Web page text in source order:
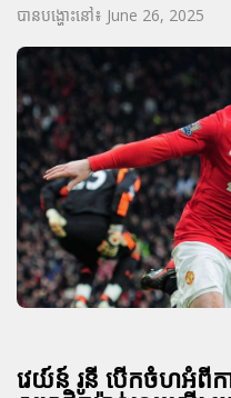
បានបង្ហោះនៅ៖ June 26, 2025
វេយ៍ន៍ រូនី បើកចំហអំពីក